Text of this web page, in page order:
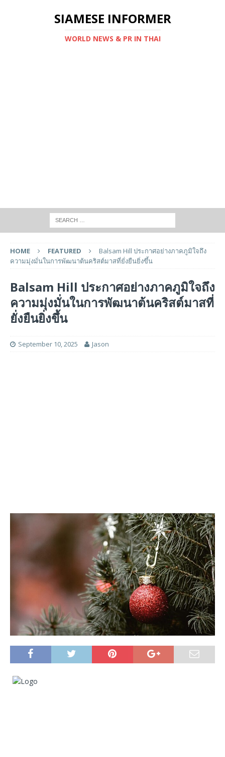
SIAMESE INFORMER
WORLD NEWS & PR IN THAI
HOME FEATURED
Balsam Hill ประกาศอย่างภาคภูมิใจถึง
ความมุ่งมั่นในการพัฒนาต้นคริสต์มาสที่ยั่งยืนยิ่งขึ้น
Balsam Hill ประกาศอย่างภาคภูมิใจถึง
ความมุ่งมั่นในการพัฒนาต้นคริสต์มาสที่
ยั่งยืนยิ่งขึ้น
September 10, 2025 Jason